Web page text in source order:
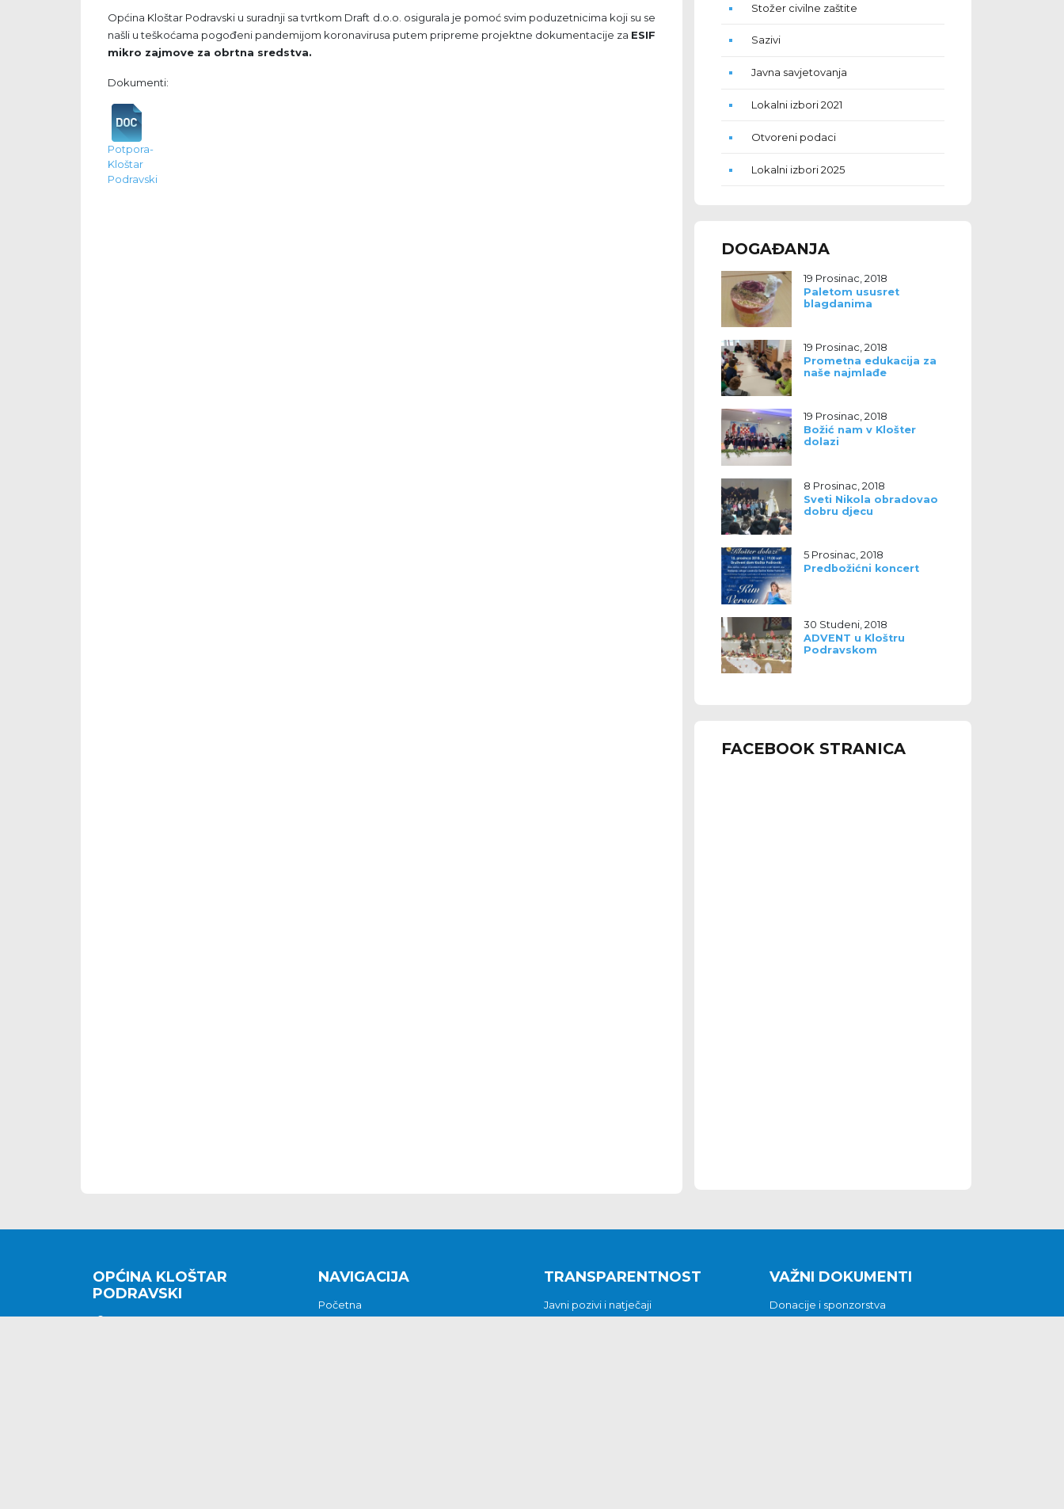
Općina Kloštar Podravski u suradnji sa tvrtkom Draft d.o.o. osigurala je pomoć svim poduzetnicima koji su se
našli u teškoćama pogođeni pandemijom koronavirusa putem pripreme projektne dokumentacije za ESIF
mikro zajmove za obrtna sredstva.
Dokumenti:
Potpora-
Kloštar
Podravski
Stožer civilne zaštite
Sazivi
Javna savjetovanja
Lokalni izbori 2021
Otvoreni podaci
Lokalni izbori 2025
DOGAĐANJA
19 Prosinac, 2018
Paletom ususret
blagdanima
19 Prosinac, 2018
Prometna edukacija za
naše najmlađe
19 Prosinac, 2018
Božić nam v Klošter
dolazi
8 Prosinac, 2018
Sveti Nikola obradovao
dobru djecu
5 Prosinac, 2018
Predbožićni koncert
30 Studeni, 2018
ADVENT u Kloštru
Podravskom
FACEBOOK STRANICA
OPĆINA KLOŠTAR
PODRAVSKI
NAVIGACIJA
Početna
TRANSPARENTNOST
Javni pozivi i natječaji
VAŽNI DOKUMENTI
Donacije i sponzorstva